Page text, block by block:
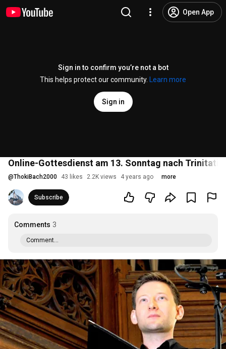
Open App
Sign in to confirm you’re not a bot
This helps protect our community.
Learn more
Sign in
Online-Gottesdienst am 13. Sonntag nach
@ThokiBach2000 43 likes 2.2K views 4 years ago more
Subscribe
Comments 3
Comment...